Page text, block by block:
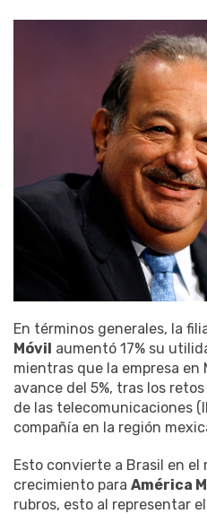
En términos generales, la
Móvil aumentó 17% su
mientras que la empresa en
avance del 5%, tras los
de las telecomunicaciones
compañía en la región
Esto convierte a Brasil en el
crecimiento para América
rubros, esto al representar